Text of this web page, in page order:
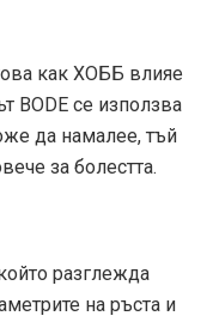
как ХОББ влияе
BODE се използва
да намалее, тъй
за болестта.
разглежда
на ръста и